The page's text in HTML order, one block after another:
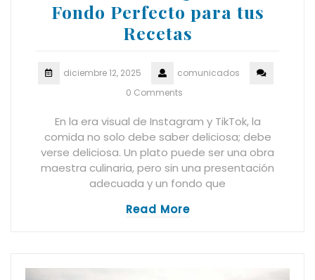
Fondo Perfecto para tus
Recetas
diciembre 12, 2025
comunicados
0 Comments
En la era visual de Instagram y TikTok, la
comida no solo debe saber deliciosa; debe
verse deliciosa. Un plato puede ser una obra
maestra culinaria, pero sin una presentación
adecuada y un fondo que
Read More